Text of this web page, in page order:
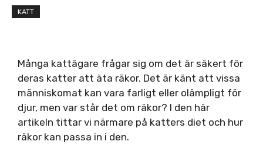
KATT
Många kattägare frågar sig om det är säkert för
deras katter att äta räkor. Det är känt att vissa
människomat kan vara farligt eller olämpligt för
djur, men var står det om räkor? I den här
artikeln tittar vi närmare på katters diet och hur
räkor kan passa in i den.